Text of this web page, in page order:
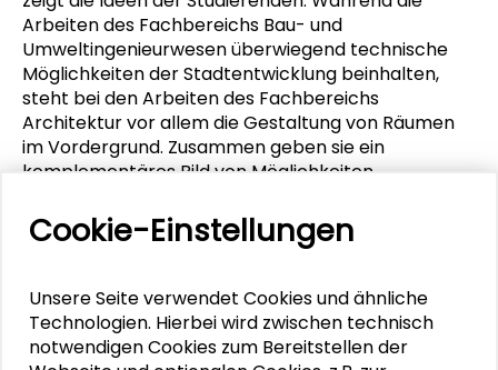
Arbeiten des Fachbereichs Bau- und
Umweltingenieurwesen überwiegend technische
Möglichkeiten der Stadtentwicklung beinhalten,
steht bei den Arbeiten des Fachbereichs
Architektur vor allem die Gestaltung von Räumen
im Vordergrund. Zusammen geben sie ein
komplementäres Bild von Möglichkeiten
Mollerstadt. Die unterschiedlichen Perspektiven aus
Verwaltung, Wirtschaft und Zivilgesellschaft wurden
Werden Ideen und Gedanken aus der Lehre
wahrgenommen? Inwiefern sind sie nach heutigen
Maßstäben realistisch, inwiefern utopisch? Sind
Cookie-Einstellungen
Unsere Seite verwendet Cookies und ähnliche
Technologien. Hierbei wird zwischen technisch
notwendigen Cookies zum Bereitstellen der